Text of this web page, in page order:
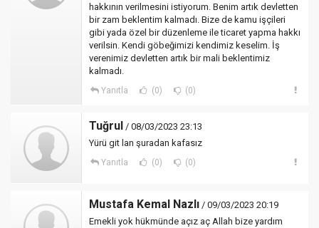
hakkının verilmesini istiyorum. Benim artık devletten
bir zam beklentim kalmadı. Bize de kamu işçileri
gibi yada özel bir düzenleme ile ticaret yapma hakkı
verilsin. Kendi göbeğimizi kendimiz keselim. İş
verenimiz devletten artık bir mali beklentimiz
kalmadı.
Yanıtla (0) (0)
Tuğrul / 08/03/2023 23:13
Yürü git lan şuradan kafasız
Yanıtla (0) (0)
Mustafa Kemal Nazlı / 09/03/2023 20:19
Emekli yok hükmünde açız aç Allah bize yardım